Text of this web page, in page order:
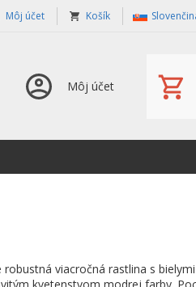
Môj účet Košík
Môj účet
robustná viacročná rastlina s